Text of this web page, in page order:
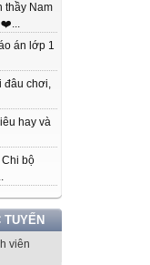
thầy Nam
án lớp 1
đâu chơi,
hay và
Chi bộ
viên